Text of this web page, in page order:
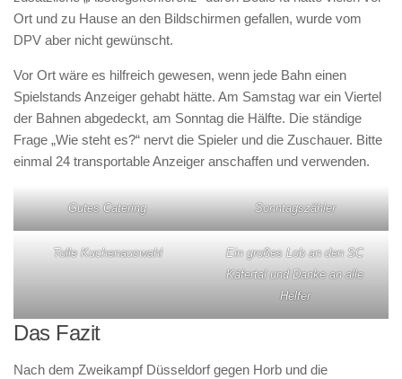
Ort und zu Hause an den Bildschirmen gefallen, wurde vom
DPV aber nicht gewünscht.
Vor Ort wäre es hilfreich gewesen, wenn jede Bahn einen
Spielstands Anzeiger gehabt hätte. Am Samstag war ein Viertel
der Bahnen abgedeckt, am Sonntag die Hälfte. Die ständige
Frage „Wie steht es?“ nervt die Spieler und die Zuschauer. Bitte
einmal 24 transportable Anzeiger anschaffen und verwenden.
Gutes Catering Sonntagszähler
Tolle Kuchenauswahl
Ein großes Lob an den SC
Käfertal und Danke an alle
Helfer
Das Fazit
Nach dem Zweikampf Düsseldorf gegen Horb und die